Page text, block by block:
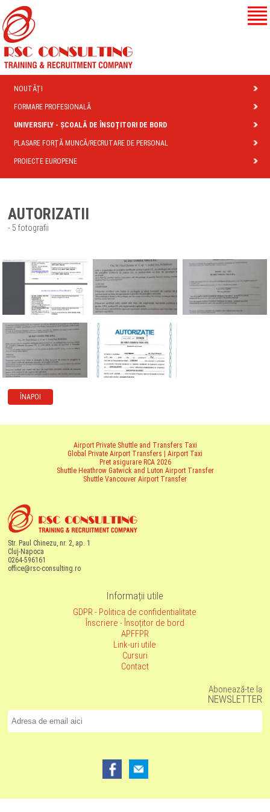
NOUTĂȚI
FORMARE PROFESIONALĂ
UNIVERSIFLY - ȘCOALĂ DE ÎNSOȚITORI DE BORD
PLASARE FORȚĂ MUNCĂ/RECRUTARE DE PERSONAL
PROIECTE EUROPENE
AUTORIZATII
- 5 fotografii
ÎNAPOI
Airport Private Shuttle and Transfers Taxi
Global Private Airport Transfers | Airport Taxi
Pret asigurare RCA 2026
Shuttle Heathrow Gatwick and Luton Airport Transfer
Shuttle Vancouver Airport Transfer
Str. Paul Chinezu, nr. 2, ap. 1
Cluj-Napoca
0264-596161
office@rsc-consulting.ro
Informații utile
GDPR - Politica de confidentialitate
Înscriere - Însoțitor de bord
APFFPR
Link-uri utile
Cursuri
Contact
Abonează-te la
NEWSLETTER